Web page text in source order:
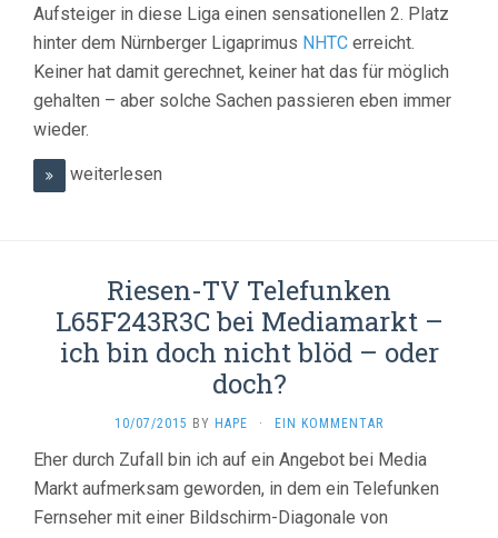
Aufsteiger in diese Liga einen sensationellen 2. Platz
hinter dem Nürnberger Ligaprimus NHTC erreicht.
Keiner hat damit gerechnet, keiner hat das für möglich
gehalten – aber solche Sachen passieren eben immer
wieder.
weiterlesen
Riesen-TV Telefunken
L65F243R3C bei Mediamarkt –
ich bin doch nicht blöd – oder
doch?
10/07/2015 BY HAPE · EIN KOMMENTAR
Eher durch Zufall bin ich auf ein Angebot bei Media
Markt aufmerksam geworden, in dem ein Telefunken
Fernseher mit einer Bildschirm-Diagonale von